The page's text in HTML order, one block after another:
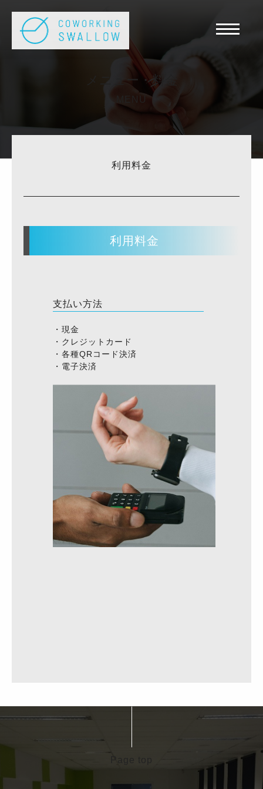
メニュー・料金
MENU
利用料金
利用料金
支払い方法
・現金
・クレジットカード
・各種QRコード決済
・電子決済